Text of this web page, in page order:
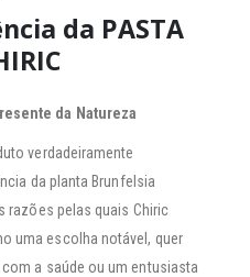
da PASTA
da Natureza
verdadeiramente
da planta Brunfelsia
razões pelas quais Chiric
uma escolha notável, quer
a saúde ou um entusiasta